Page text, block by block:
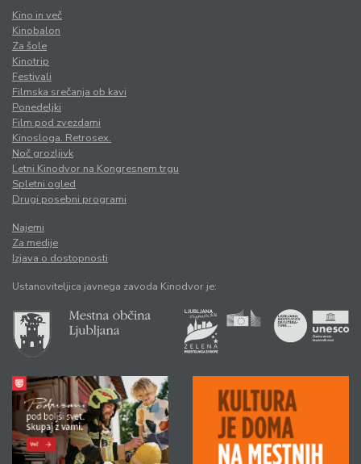
Kino in več
Kinobalon
Za šole
Kinotrip
Festivali
Filmska srečanja ob kavi
Ponedeljki
Film pod zvezdami
Kinosloga. Retrosex.
Noč grozljivk
Letni Kinodvor na Kongresnem trgu
Spletni ogled
Drugi posebni programi
Najemi
Za medije
Izjava o dostopnosti
Ustanoviteljica javnega zavoda Kinodvor je: